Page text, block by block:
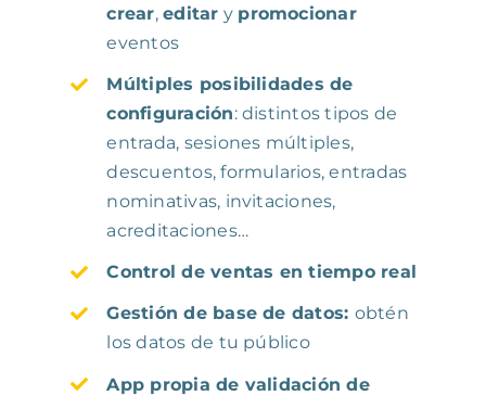
crear,editar y promocionar
eventos
Múltiples posibilidades de
configuración: distintos tipos de
entrada, sesiones múltiples,
descuentos, formularios, entradas
nominativas, invitaciones,
acreditaciones…
Control de ventas en tiempo real
Gestión de base de datos: obtén
los datos de tu público
App propia de validación de